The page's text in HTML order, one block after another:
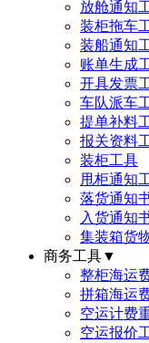
放舱通知
装柜拖车
装船通知
账单生成
开具发票
车队派车
提单补料
报关资料
装柜工具
甩柜通知
落货通知
入货通知
集装箱货
商务工具▼
整柜海运
拼箱海运
空运计费
空运报价